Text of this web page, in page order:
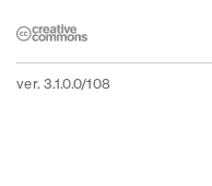
ver. 3.1.0.0/108